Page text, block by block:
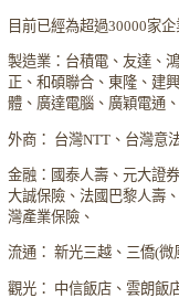
目前已經為超過30000家
製造業：台積電、友達、
正、和碩聯合、東隆、建
體、廣達電腦、廣穎電通
外商： 台灣NTT、台灣意
金融：國泰人壽、元大證
大誠保險、法國巴黎人壽
灣產業保險、
流通： 新光三越、三僑(微
觀光： 中信飯店、雲朗飯